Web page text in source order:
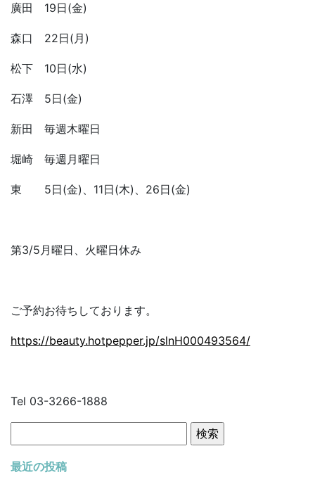
廣田 19日(金)
森口 22日(月)
松下 10日(水)
石澤 5日(金)
新田 毎週木曜日
堀崎 毎週月曜日
東 5日(金)、11日(木)、26日(金)
第3/5月曜日、火曜日休み
ご予約お待ちしております。
https://beauty.hotpepper.jp/slnH000493564/
Tel 03-3266-1888
索:
最近の投稿